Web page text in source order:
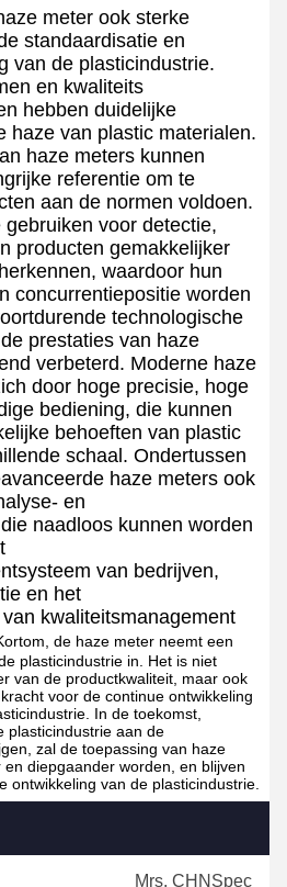
meter ook sterke
standaardisatie en
van de plasticindustrie.
en kwaliteits
hebben duidelijke
haze van plastic materialen.
haze meters kunnen
referentie om te
aan de normen voldoen.
voor detectie,
producten gemakkelijker
waardoor hun
concurrentiepositie worden
technologische
prestaties van haze
verbeterd. Moderne haze
door hoge precisie, hoge
bediening, die kunnen
behoeften van plastic
schaal. Ondertussen
haze meters ook
en
naadloos kunnen worden
van bedrijven,
en het
kwaliteitsmanagement
de haze meter neemt een
plasticindustrie in. Het is niet
van de productkwaliteit, maar ook
voor de continue ontwikkeling
In de toekomst,
plasticindustrie aan de
zal de toepassing van haze
diepgaander worden, en blijven
ontwikkeling van de plasticindustrie.
Mrs. CHNSpec